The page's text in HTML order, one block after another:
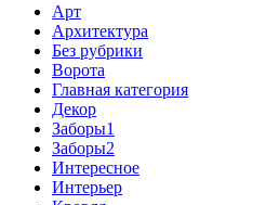
Арт
Архитектура
Без рубрики
Ворота
Главная категория
Декор
Заборы1
Заборы2
Интересное
Интерьер